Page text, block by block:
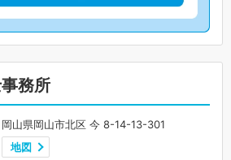
務所
岡山県岡山市北区 今 8-14-13-301
地図